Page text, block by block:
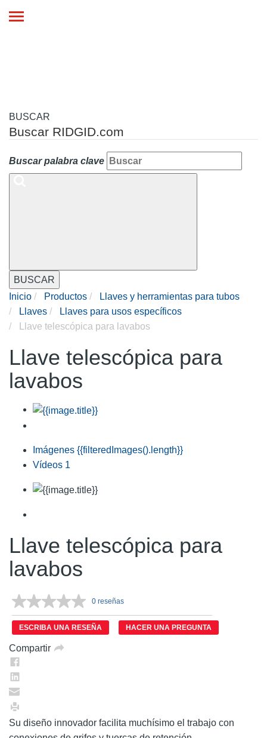
Toggle
BUSCAR
Buscar RIDGID.com
Buscar palabra clave
BUSCAR
Inicio
Productos
Llaves y herramientas para tubos
Llaves
Llaves para usos específicos
Llave telescópica para lavabos
Llave telescópica para
lavabos
Imágenes {{filteredImages().length}}
Vídeos 1
Llave telescópica para
lavabos
Sin
puntuación.
Enlace
en
0 reseñas
ESCRIBA UNA RESEÑA HACER UNA PREGUNTA
Compartir
Su diseño innovador facilita muchísimo el trabajo con